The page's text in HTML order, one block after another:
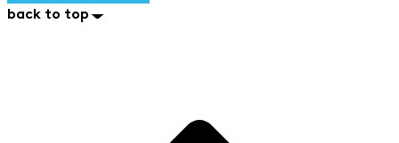
back to top